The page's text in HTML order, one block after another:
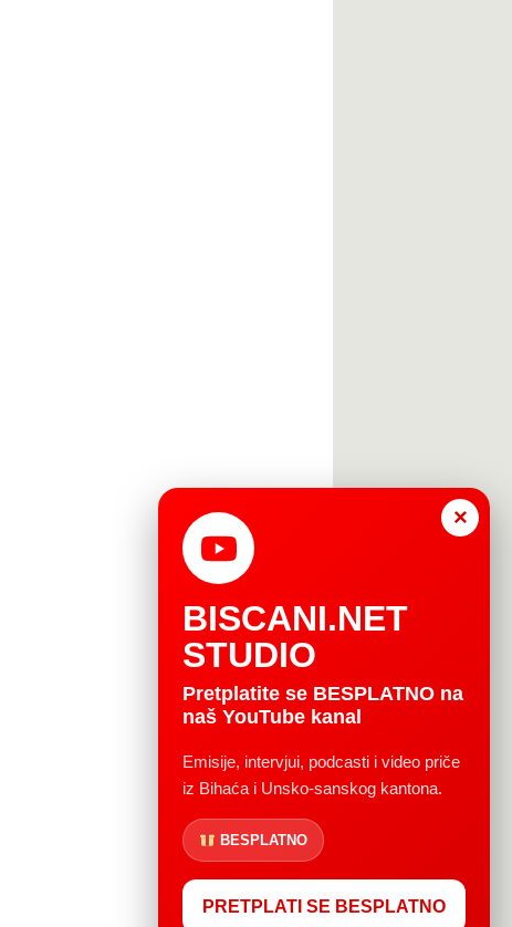
×
BISCANI.NET
STUDIO
Pretplatite se BESPLATNO na
naš YouTube kanal
Emisije, intervjui, podcasti i video priče
iz Bihaća i Unsko-sanskog kantona.
BESPLATNO
PRETPLATI SE BESPLATNO